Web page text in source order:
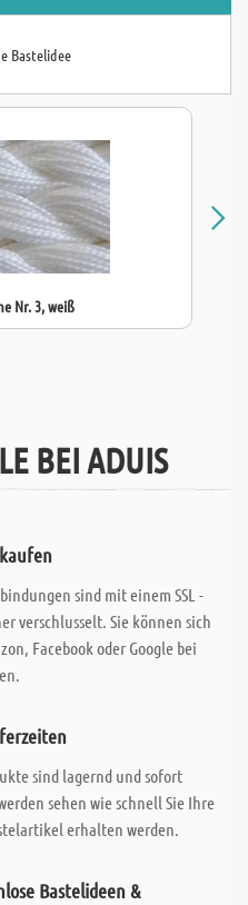
Bastelidee
Nr. 3, weiß
BEI ADUIS
sind mit einem SSL -
verschlusselt. Sie können sich
Facebook oder Google bei
sind lagernd und sofort
sehen wie schnell Sie Ihre
erhalten werden.
Bastelideen &